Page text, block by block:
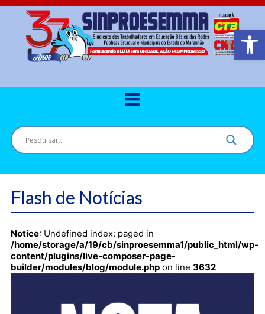
Barra de
Flash de Notícias
Notice: Undefined index: paged in
/home/storage/a/19/cb/sinproesemma1/public_html/wp-
content/plugins/live-composer-page-
builder/modules/blog/module.phpon line 3632